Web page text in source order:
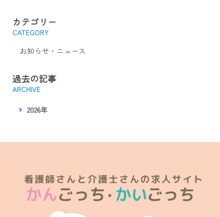
カテゴリー
CATEGORY
お知らせ・ニュース
過去の記事
ARCHIVE
2026年